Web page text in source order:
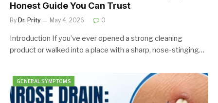
Honest Guide You Can Trust
By Dr. Prity May 4, 2026 0
Introduction If you’ve ever opened a strong cleaning
product or walked into a place with a sharp, nose-stinging…
GENERAL SYMPTOMS